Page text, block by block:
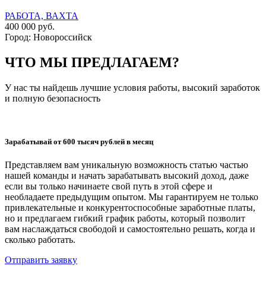
РАБОТА, ВАХТА
400 000 руб.
Город: Новороссийск
ЧТО МЫ ПРЕДЛАГАЕМ?
У нас ты найдешь лучшие условия работы, высокий заработок
и полную безопасность
Зарабатывай от 600 тысяч рублей в месяц
Представляем вам уникальную возможность статью частью
нашей команды и начать зарабатывать высокий доход, даже
если вы только начинаете свой путь в этой сфере и
необладаете предыдущим опытом. Мы гарантируем не только
привлекательные и конкурентоспособные заработные платы,
но и предлагаем гибкий график работы, который позволит
вам наслаждаться свободой и самостоятельно решать, когда и
сколько работать.
Отправить заявку